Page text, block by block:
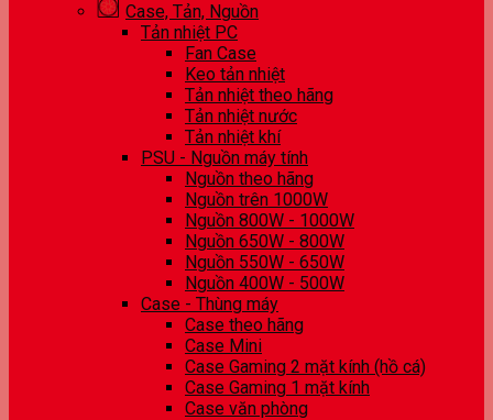
Case, Tản, Nguồn
Tản nhiệt PC
Fan Case
Keo tản nhiệt
Tản nhiệt theo hãng
Tản nhiệt nước
Tản nhiệt khí
PSU - Nguồn máy tính
Nguồn theo hãng
Nguồn trên 1000W
Nguồn 800W - 1000W
Nguồn 650W - 800W
Nguồn 550W - 650W
Nguồn 400W - 500W
Case - Thùng máy
Case theo hãng
Case Mini
Case Gaming 2 mặt kính (hồ cá)
Case Gaming 1 mặt kính
Case văn phòng